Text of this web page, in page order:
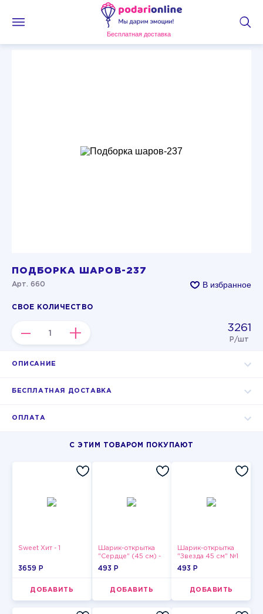
Бесплатная доставка
ПОДБОРКА ШАРОВ-237
Арт. 660 В избранное
СВОЕ КОЛИЧЕСТВО
– + 3261
Р/шт
ОПИСАНИЕ
БЕСПЛАТНАЯ ДОСТАВКА
ОПЛАТА
С ЭТИМ ТОВАРОМ ПОКУПАЮТ
Sweet Хит - 1
3659 P
ДОБАВИТЬ
Шарик-открытка
"Сердце" (45 см) -
2
493 P
ДОБАВИТЬ
Шарик-открытка
"Звезда 45 см" №1
493 P
ДОБАВИТЬ